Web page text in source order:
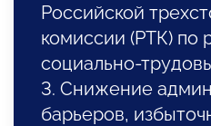
Российской
комиссии (РТК) по
социально-
3. Снижение
барьеров,